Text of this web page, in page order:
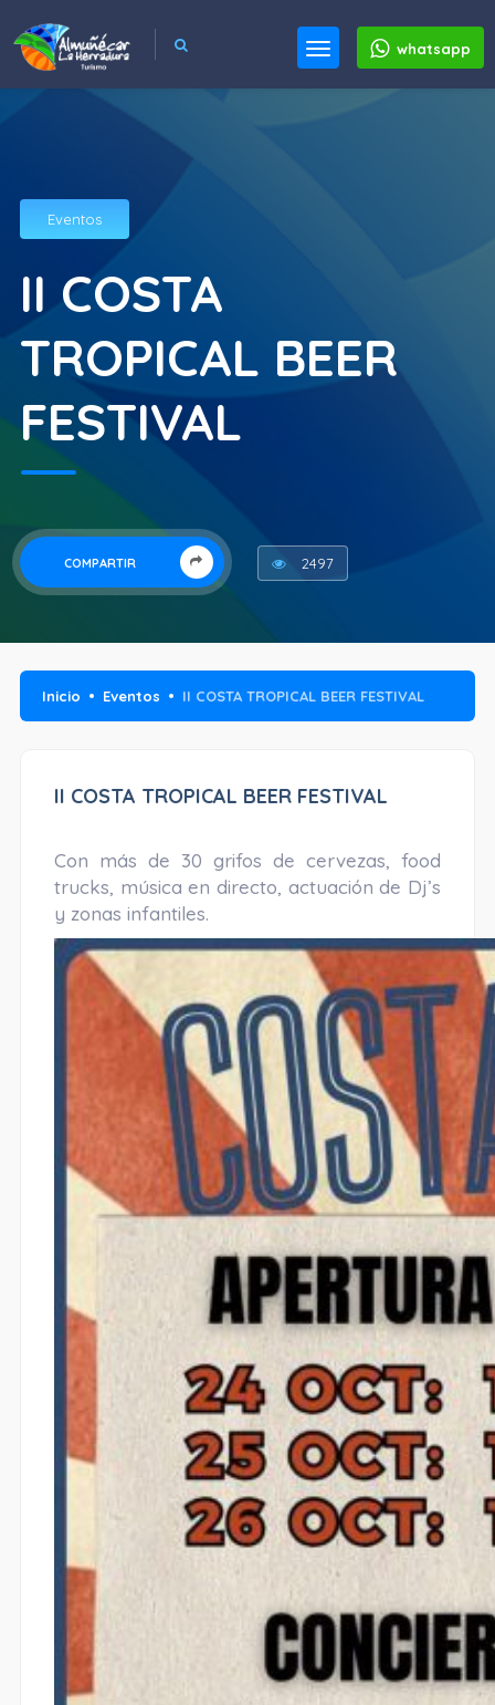
whatsapp
Eventos
II COSTA
TROPICAL BEER
FESTIVAL
COMPARTIR 2497
Inicio Eventos II COSTA TROPICAL BEER FESTIVAL
II COSTA TROPICAL BEER FESTIVAL
Con más de 30 grifos de cervezas, food
trucks, música en directo, actuación de Dj’s
y zonas infantiles.